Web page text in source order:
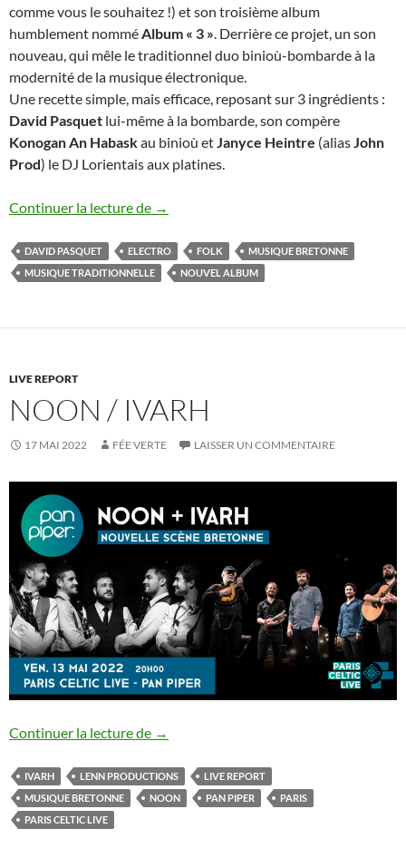
comme vous le souhaitez !) et son troisième album
humblement nomméAlbum « 3 ». Derrière ce projet, un son
nouveau, qui mêle le traditionnel duo binioù-bombarde à la
modernité de la musique électronique.
Une recette simple, mais efficace, reposant sur 3 ingrédients :
David Pasquet lui-même à la bombarde, son compère
Konogan An Habaskau binioù etJanyce Heintre (aliasJohn
Prod) le DJ Lorientais aux platines.
Continuer la lecture de David Pasquet 3 – Album « 3 »
→
DAVID PASQUET ELECTRO FOLK
MUSIQUE BRETONNE
MUSIQUE TRADITIONNELLE
NOUVEL ALBUM
LIVE REPORT
NOON / IVARH
17 MAI 2022 FÉE VERTE LAISSER UN COMMENTAIRE
Continuer la lecture de Noon / Ivarh
→
IVARH LENN PRODUCTIONS
LIVE REPORT
MUSIQUE BRETONNE
NOON PAN PIPER
PARIS
PARIS CELTIC LIVE